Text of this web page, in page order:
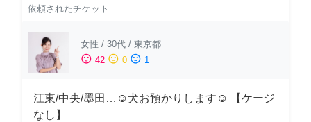
依頼されたチケット
女性 / 30代 / 東京都
sentiment_satisfied 42 sentiment_neutral 0 sentiment_dissatisfied 1
江東/中央/墨田…☺︎犬お預かりします☺︎ 【ケージ
なし】